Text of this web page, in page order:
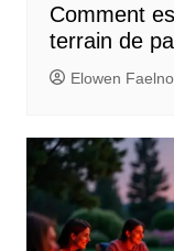
Comment
terrain de
Elowen